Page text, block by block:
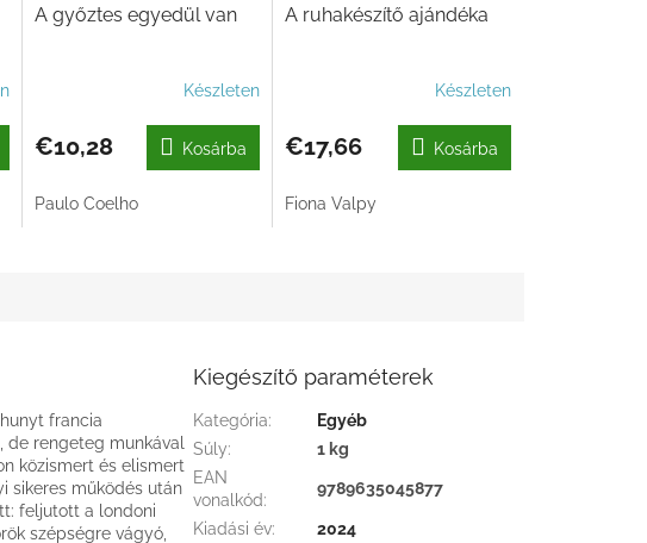
A győztes egyedül van
Készleten
€10,28 Kosárba
Paulo Coelho
A ruhakészítő ajándéka
Készleten
€17,66 Kosárba
Fiona Valpy
francia
de rengeteg munkával
közismert és elismert
sikeres működés után
feljutott a londoni
szépségre vágyó,
Kiegészítő paraméterek
Kategória:
Egyéb
Súly:
1 kg
EAN
vonalkód:
9789635045877
Kiadási év:
2024